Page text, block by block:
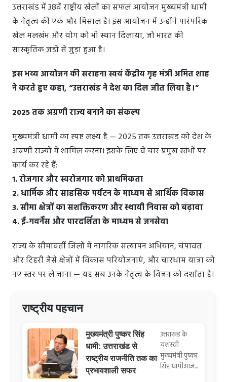
उत्तराखंड में 38वें राष्ट्रीय खेलों का सफल आयोजन मुख्यमंत्री धामी
के नेतृत्व की एक और मिसाल है। इस आयोजन में उन्होंने पारंपरिक
खेल मलखंभ और योग को भी स्थान दिलाया, जो भारत की
सांस्कृतिक जड़ों से जुड़ा हुआ है।
इस भव्य आयोजन की सराहना स्वयं केंद्रीय गृह मंत्री अमित शाह
ने करते हुए कहा, “उत्तराखंड ने देश का दिल जीत लिया है।”
2025 तक अग्रणी राज्य बनाने का संकल्प
मुख्यमंत्री धामी का स्पष्ट लक्ष्य है — 2025 तक उत्तराखंड को देश के
अग्रणी राज्यों में शामिल करना। इसके लिए वे चार प्रमुख स्तंभों पर
कार्य कर रहे हैं:
1. रोजगार और स्वरोजगार को प्राथमिकता
2. धार्मिक और साहसिक पर्यटन के माध्यम से आर्थिक विकास
3. सीमा क्षेत्रों का सशक्तिकरण और स्थायी निवास को बढ़ावा
4. ई-गवर्नेंस और पारदर्शिता के माध्यम से जनसेवा
राज्य के सीमावर्ती जिलों में नागरिक सत्यापन अभियान, चंपावत
और टिहरी जैसे क्षेत्रों में विकास परियोजनाएं, और चारधाम यात्रा को
नए स्तर पर ले जाना — यह सब उनके नेतृत्व के विजन को दर्शाता है।
राष्ट्रीय पहचान
मुख्यमंत्री पुष्कर सिंह
धामी: उत्तराखंड से
राष्ट्रीय राजनीति तक का
प्रभावशाली सफर
उत्तराखंड के
यशस्वी
मुख्यमंत्री पुष्कर
सिंह धामीआज...